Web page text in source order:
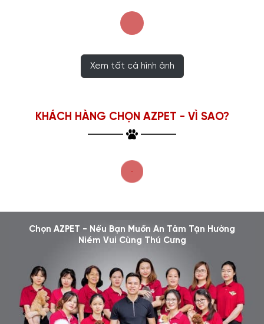
Xem tất cả hình ảnh
KHÁCH HÀNG CHỌN AZPET - VÌ SAO?
Chọn AZPET - Nếu Bạn Muốn An Tâm Tận Hưởng
Niềm Vui Cùng Thú Cưng